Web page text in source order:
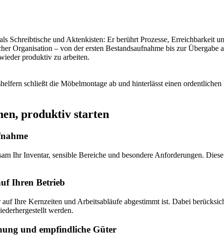
Schreibtische und Aktenkisten: Er berührt Prozesse, Erreichbarkeit
Organisation – von der ersten Bestandsaufnahme bis zur
produktiv zu arbeiten.
produktiv starten
Ihr Inventar, sensible Bereiche und besondere Anforderungen.
Ihren Betrieb
Ihre Kernzeiten und Arbeitsabläufe abgestimmt ist. Dabei
werden.
und empfindliche Güter